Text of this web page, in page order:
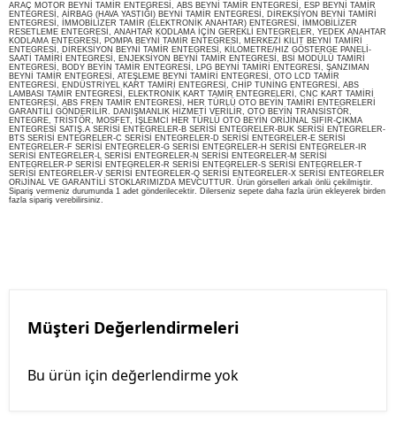
ARAÇ MOTOR BEYNİ TAMİR ENTEGRESİ, ABS BEYNİ TAMİR ENTEGRESİ, ESP BEYNİ TAMİR
ENTEGRESİ, AİRBAG (HAVA YASTIĞI) BEYNİ TAMİR ENTEGRESİ, DİREKSİYON BEYNİ TAMİRİ
ENTEGRESİ, İMMOBİLİZER TAMİR (ELEKTRONİK ANAHTAR) ENTEGRESİ, İMMOBİLİZER
RESETLEME ENTEGRESİ, ANAHTAR KODLAMA İÇİN GEREKLİ ENTEGRELER, YEDEK ANAHTAR
KODLAMA ENTEGRESİ, POMPA BEYNİ TAMİR ENTEGRESİ, MERKEZİ KİLİT BEYNİ TAMİRİ
ENTEGRESİ, DİREKSİYON BEYNİ TAMİR ENTEGRESİ, KİLOMETRE/HIZ GÖSTERGE PANELİ-
SAATİ TAMİRİ ENTEGRESİ, ENJEKSİYON BEYNİ TAMİR ENTEGRESİ, BSİ MODÜLÜ TAMİRİ
ENTEGRESİ, BODY BEYİN TAMİR ENTEGRESİ, LPG BEYNİ TAMİRİ ENTEGRESİ, ŞANZIMAN
BEYNİ TAMİR ENTEGRESİ, ATEŞLEME BEYNİ TAMİRİ ENTEGRESİ, OTO LCD TAMİR
ENTEGRESİ, ENDÜSTRİYEL KART TAMİRİ ENTEGRESİ, CHİP TUNİNG ENTEGRESİ, ABS
LAMBASI TAMİR ENTEGRESİ, ELEKTRONİK KART TAMİR ENTEGRELERİ, CNC KART TAMİRİ
ENTEGRESİ, ABS FREN TAMİR ENTEGRESİ, HER TÜRLÜ OTO BEYİN TAMİRİ ENTEGRELERİ
GARANTİLİ GÖNDERİLİR. DANIŞMANLIK HİZMETİ VERİLİR, OTO BEYİN TRANSİSTÖR,
ENTEGRE, TRİSTÖR, MOSFET, İŞLEMCİ HER TÜRLÜ OTO BEYİN ORİJİNAL SIFIR-ÇIKMA
ENTEGRESİ SATIŞ.A SERİSİ ENTEGRELER-B SERİSİ ENTEGRELER-BUK SERİSİ ENTEGRELER-
BTS SERİSİ ENTEGRELER-C SERİSİ ENTEGRELER-D SERİSİ ENTEGRELER-E SERİSİ
ENTEGRELER-F SERİSİ ENTEGRELER-G SERİSİ ENTEGRELER-H SERİSİ ENTEGRELER-IR
SERİSİ ENTEGRELER-L SERİSİ ENTEGRELER-N SERİSİ ENTEGRELER-M SERİSİ
ENTEGRELER-P SERİSİ ENTEGRELER-R SERİSİ ENTEGRELER-S SERİSİ ENTEGRELER-T
SERİSİ ENTEGRELER-V SERİSİ ENTEGRELER-Q SERİSİ ENTEGRELER-X SERİSİ ENTEGRELER
ORiJİNAL VE GARANTİLİ STOKLARIMIZDA MEVCUTTUR. Ürün görselleri arkalı önlü çekilmiştir.
Sipariş vermeniz durumunda 1 adet gönderilecektir. Dilerseniz sepete daha fazla ürün ekleyerek birden
fazla sipariş verebilirsiniz.
Müşteri Değerlendirmeleri
Bu ürün için değerlendirme yok